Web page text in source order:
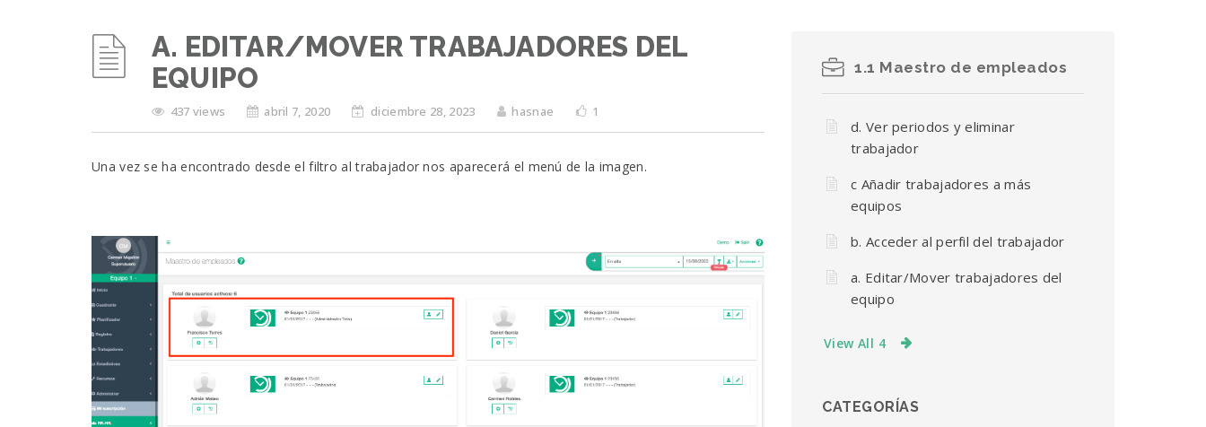
A. EDITAR/MOVER TRABAJADORES DEL
EQUIPO
437 views abril 7, 2020 diciembre 28, 2023 hasnae 1
Una vez se ha encontrado desde el filtro al trabajador nos aparecerá el menú de la imagen.
1.1 Maestro de empleados
d. Ver periodos y eliminar
trabajador
c Añadir trabajadores a más
equipos
b. Acceder al perfil del trabajador
a. Editar/Mover trabajadores del
equipo
View All 4
CATEGORÍAS